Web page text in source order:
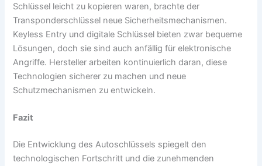
Schlüssel leicht zu kopieren waren, brachte der
Transponderschlüssel neue Sicherheitsmechanismen.
Keyless Entry und digitale Schlüssel bieten zwar bequeme
Lösungen, doch sie sind auch anfällig für elektronische
Angriffe. Hersteller arbeiten kontinuierlich daran, diese
Technologien sicherer zu machen und neue
Schutzmechanismen zu entwickeln.
Fazit
Die Entwicklung des Autoschlüssels spiegelt den
technologischen Fortschritt und die zunehmenden